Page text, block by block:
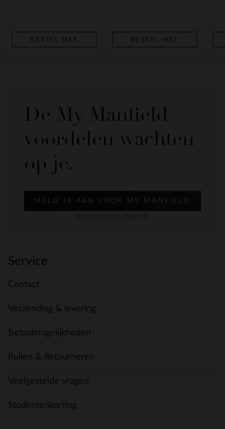
BESTEL MEE BESTEL MEE
De My Manfield
voordelen wachten
op je.
MELD JE AAN VOOR MY MANFIELD
Service
Contact
Verzending & levering
Betaalmogelijkheden
Ruilen & Retourneren
Veelgestelde vragen
Studentenkorting